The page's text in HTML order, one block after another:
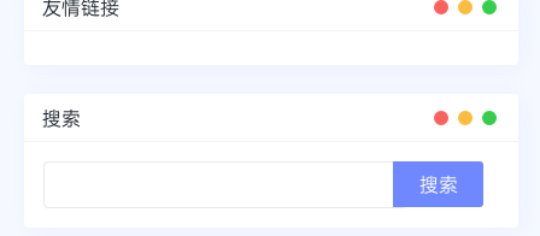
友情链接
搜索